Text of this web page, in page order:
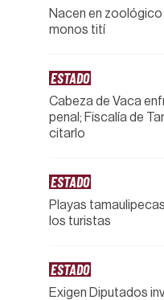
Nacen en
monos tití
ESTADO
Cabeza de Vaca
penal; Fiscalía de
citarlo
ESTADO
Playas
los turistas
ESTADO
Exigen Diputados